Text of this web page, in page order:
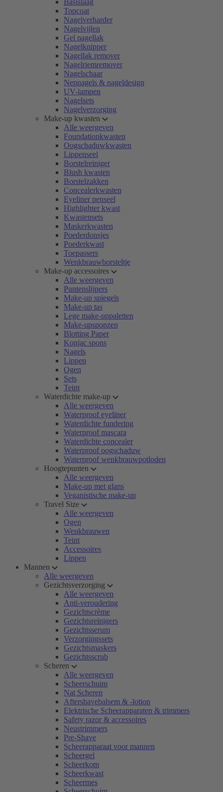
Basislaag
Topcoat
Nagelverharder
Nagelvijlen
Gel nagellak
Nagelknipper
Nagellak remover
Nagelriemremover
Nagelschaar
Nepnagels & nageldesign
UV-lampen
Nagelsets
Nagelverzorging
Make-up kwasten
Alle weergeven
Foundationkwasten
Oogschaduwkwasten
Lippenseel
Borstelreiniger
Blush kwasten
Borstelzakken
Concealerkwasten
Eyeliner penseel
Highlighter kwast
Kwastensets
Maskerkwasten
Poederdonsjes
Poederkwast
Toepassers
Wenkbrauwborsteltje
Make-up accessoires
Alle weergeven
Puntenslijpers
Make-up spiegels
Make-up tas
Lege make-uppaletten
Make-upsponzen
Blotting Paper
Konjac spons
Nagels
Lippen
Ogen
Sets
Teint
Waterdichte make-up
Alle weergeven
Waterproof eyeliner
Waterdichte fundering
Waterproof mascara
Waterdichte concealer
Waterproof oogschaduw
Waterproof wenkbrauwpotloden
Hoogtepunten
Alle weergeven
Make-up met glans
Veganistische make-up
Travel Size
Alle weergeven
Ogen
Wenkbrauwen
Teint
Accessoires
Lippen
Mannen
Alle weergeven
Gezichtsverzorging
Alle weergeven
Anti-veroudering
Gezichtscrème
Gezichtsreinigers
Gezichtsserum
Verzorgingssets
Gezichtsmaskers
Gezichtsscrub
Scheren
Alle weergeven
Scheerschuim
Nat Scheren
Aftershavebalsem & -lotion
Elektrische Scheerapparaten & trimmers
Safety razor & accessoires
Neustrimmers
Pre-Shave
Scheerapparaat voor mannen
Scheergel
Scheerkom
Scheerkwast
Scheermes